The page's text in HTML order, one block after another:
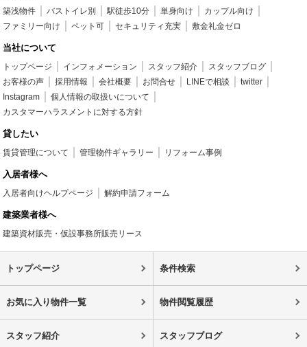
築浅物件 バストイレ別 駅徒歩10分 単身向け
カップル向け
ファミリー向け
ペット可 セキュリティ充実 敷金礼金ゼロ
当社について
トップページ インフォメーション スタッフ紹介
スタッフブログ
お客様の声
採用情報 会社概要 お問合せ LINEで相談
twitter
Instagram
個人情報の取扱いについて
カスタマーハラスメントに対する方針
貸したい
賃貸管理について 管理物件ギャラリー リフォーム事例
入居者様へ
入居者向けヘルプページ 解約申請フォーム
建築業者様へ
建築資材販売・仮設事務所販売リース
トップページ 条件検索
お気に入り物件一覧 物件閲覧履歴
スタッフ紹介 スタッフブログ